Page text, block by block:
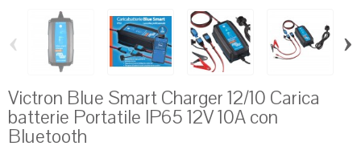
‹ ›
Victron Blue Smart Charger 12/10 Carica
batterie Portatile IP65 12V 10A con
Bluetooth